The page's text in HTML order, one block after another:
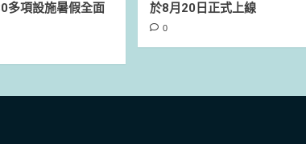
多項設施暑假全面
於8月20日正式上線
0